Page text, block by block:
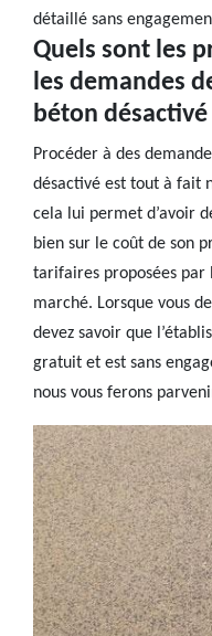
détaillé sans
Quels sont les
les demandes
béton désactivé
Procéder à des
désactivé est tout à fait
cela lui permet d’avoir
bien sur le coût de son
tarifaires proposées par
marché. Lorsque vous
devez savoir que
gratuit et est sans
nous vous ferons